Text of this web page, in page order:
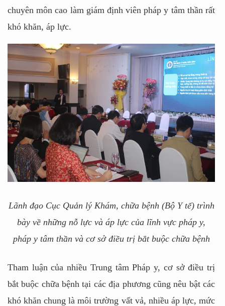
chuyên môn cao làm giám định viên pháp y tâm thần rất
khó khăn, áp lực.
Lãnh đạo Cục Quản lý Khám, chữa bệnh (Bộ Y tế) trình
bày về những nỗ lực và áp lực của lĩnh vực pháp y,
pháp y tâm thần và cơ sở điều trị bắt buộc chữa bệnh
Tham luận của nhiều Trung tâm Pháp y, cơ sở điều trị
bắt buộc chữa bệnh tại các địa phương cũng nêu bật các
khó khăn chung là môi trường vất vả, nhiều áp lực, mức